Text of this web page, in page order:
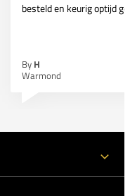
besteld en keurig optijd
By H
Warmond